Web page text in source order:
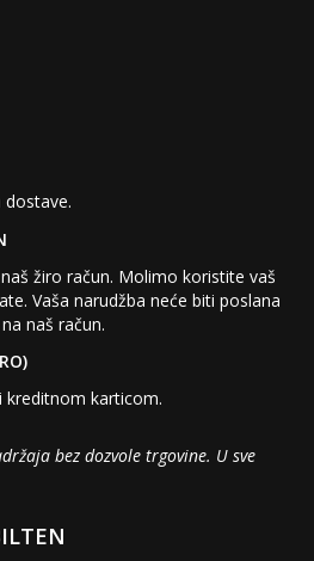
žiro račun. Molimo koristite vaš
Vaša narudžba neće biti poslana
naš račun.
kreditnom karticom.
bez dozvole trgovine. U sve